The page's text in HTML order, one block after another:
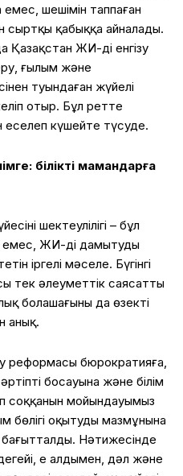
шешімін таппаған
сыртқы қабыққа айналады.
Қазақстан ЖИ-ді енгізу
ғылым және
туындаған жүйелі
отыр. Бұл ретте
еселеп күшейте түсуде.
білікті мамандарға
шектеулілігі – бұл
емес, ЖИ-ді дамытудың
іргелі мәселе. Бүгінгі
тек әлеуметтік саясаттың
болашағының да өзекті
анық.
реформасы бюрократияға,
босауына және білім
соққанын мойындауымыз
оқытудың мазмұнына
бағытталды. Нәтижесінде
ең алдымен, дәл және